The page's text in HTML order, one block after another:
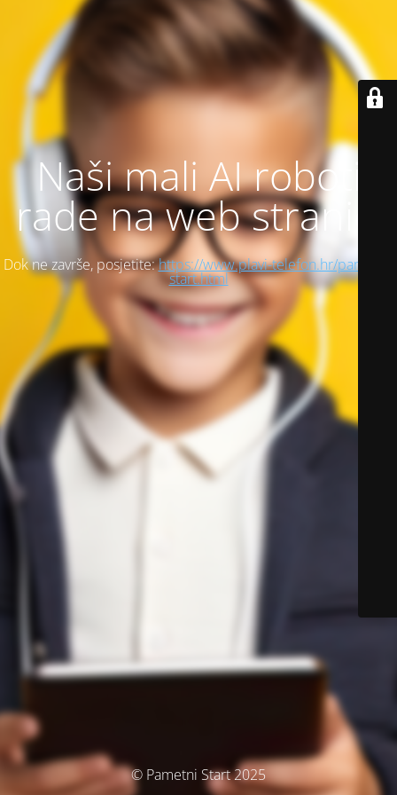
Naši mali AI roboti
rade na web stranici
Dok ne završe, posjetite:https://www.plavi-telefon.hr/pametni-
start.html
© Pametni Start 2025